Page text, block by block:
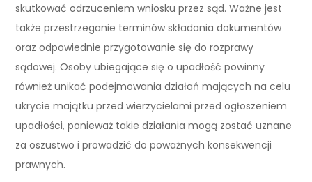
skutkować odrzuceniem wniosku przez sąd. Ważne jest
także przestrzeganie terminów składania dokumentów
oraz odpowiednie przygotowanie się do rozprawy
sądowej. Osoby ubiegające się o upadłość powinny
również unikać podejmowania działań mających na celu
ukrycie majątku przed wierzycielami przed ogłoszeniem
upadłości, ponieważ takie działania mogą zostać uznane
za oszustwo i prowadzić do poważnych konsekwencji
prawnych.